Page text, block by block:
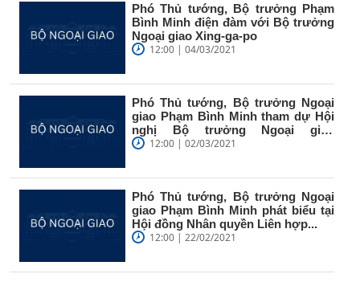
Phó Thủ tướng, Bộ trưởng Phạm
Bình Minh điện đàm với Bộ trưởng
Ngoại giao Xing-ga-po
12:00 | 04/03/2021
Phó Thủ tướng, Bộ trưởng Ngoại
giao Phạm Bình Minh tham dự Hội
nghị Bộ trưởng Ngoại giao
ASEAN...
12:00 | 02/03/2021
Phó Thủ tướng, Bộ trưởng Ngoại
giao Phạm Bình Minh phát biểu tại
Hội đồng Nhân quyền Liên hợp...
12:00 | 22/02/2021